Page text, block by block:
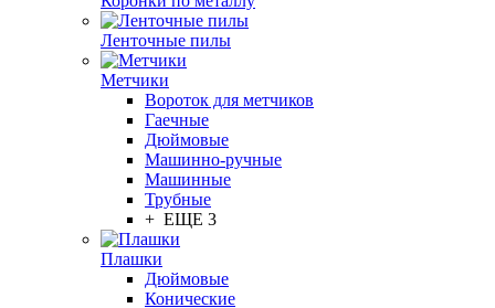
Ленточные пилы
Метчики
Вороток для метчиков
Гаечные
Дюймовые
Машинно-ручные
Машинные
Трубные
+ ЕЩЕ 3
Плашки
Дюймовые
Конические